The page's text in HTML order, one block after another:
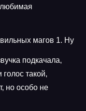
магов 1. Ну
подкачала,
такой,
но особо не